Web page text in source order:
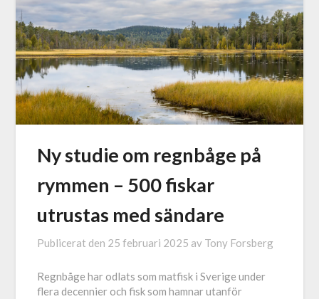
Ny studie om regnbåge på
rymmen – 500 fiskar
utrustas med sändare
Publicerat den 25 februari 2025 av Tony Forsberg
Regnbåge har odlats som matfisk i Sverige under
flera decennier och fisk som hamnar utanför